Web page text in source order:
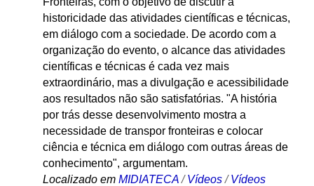
historicidade das atividades científicas e técnicas,
em diálogo com a sociedade. De acordo com a
organização do evento, o alcance das atividades
científicas e técnicas é cada vez mais
extraordinário, mas a divulgação e acessibilidade
aos resultados não são satisfatórias. "A história
por trás desse desenvolvimento mostra a
necessidade de transpor fronteiras e colocar
ciência e técnica em diálogo com outras áreas de
conhecimento", argumentam.
Localizado em MIDIATECA /Vídeos /Vídeos